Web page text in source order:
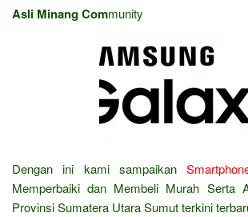
Asli Minang Community
Dengan ini kami sampaikan
Memperbaiki dan Membeli Murah Serta
Provinsi Sumatera Utara Sumut terkini